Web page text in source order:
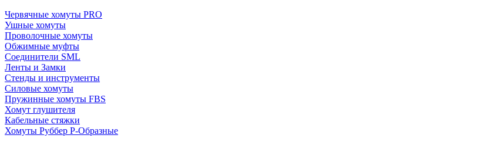
Червячные хомуты PRO
Ушные хомуты
Проволочные хомуты
Обжимные муфты
Соединители SML
Ленты и Замки
Стенды и инструменты
Силовые хомуты
Пружинные хомуты FBS
Хомут глушителя
Кабельные стяжки
Хомуты Руббер Р-Образные